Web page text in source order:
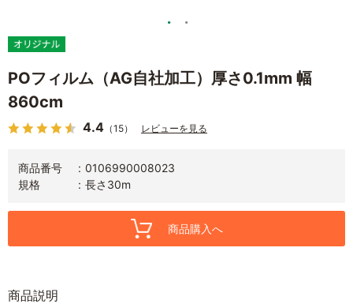
POフィルム（AG自社加工）厚さ0.1mm 幅
860cm
4.4 （15） レビューを見る
商品番号
0106990008023
規格
長さ30m
商品購入へ
商品説明